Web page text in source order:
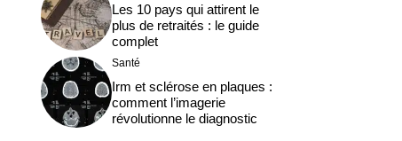
Les 10 pays qui attirent le
plus de retraités : le guide
complet
Santé
Irm et sclérose en plaques :
comment l’imagerie
révolutionne le diagnostic